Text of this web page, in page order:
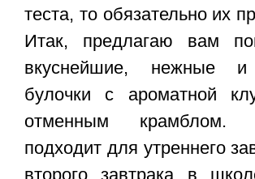
теста, то обязательно их
Итак, предлагаю вам
вкуснейшие, нежные
булочки с ароматной
отменным крамблом.
подходит для утреннего
второго завтрака в